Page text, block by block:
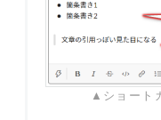
▲ショート